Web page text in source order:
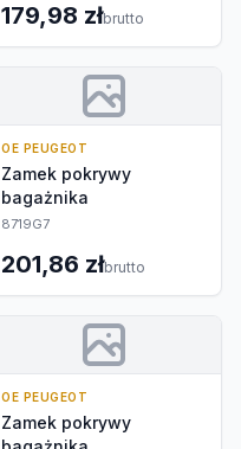
179,98 złbrutto
OE PEUGEOT
Zamek pokrywy
bagażnika
8719G7
201,86 złbrutto
OE PEUGEOT
Zamek pokrywy